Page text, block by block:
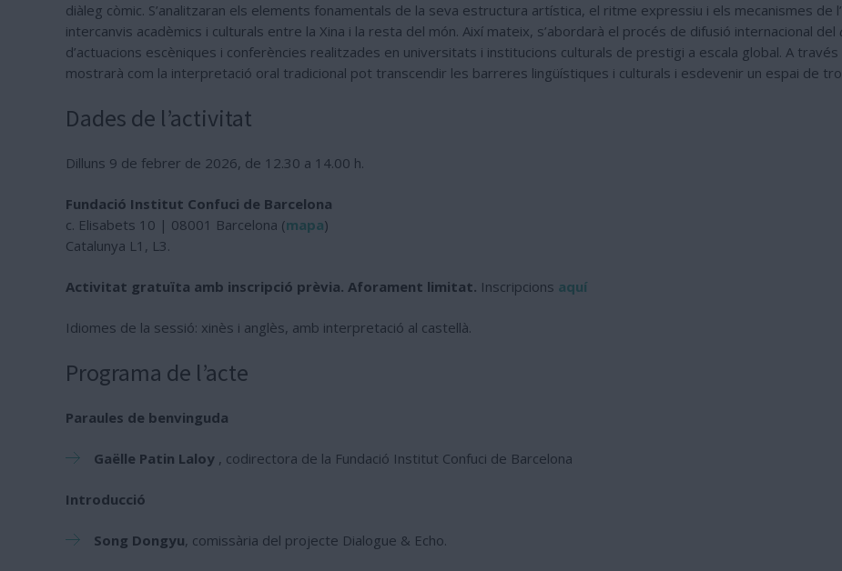
diàleg còmic. S’analitzaran els elements fonamentals de la seva estructura artística, el ritme expressiu i els mecanismes de
intercanvis acadèmics i culturals entre la Xina i la resta del món. Així mateix, s’abordarà el procés de difusió internacional del
d’actuacions escèniques i conferències realitzades en universitats i institucions culturals de prestigi a escala global. A
mostrarà com la interpretació oral tradicional pot transcendir les barreres lingüístiques i culturals i esdevenir un espai de
Dades de l’activitat
Dilluns 9 de febrer de 2026, de 12.30 a 14.00 h.
Fundació Institut Confuci de Barcelona
c. Elisabets 10 | 08001 Barcelona (mapa)
Catalunya L1, L3.
Activitat gratuïta amb inscripció prèvia. Aforament limitat. Inscripcions aquí
Idiomes de la sessió: xinès i anglès, amb interpretació al castellà.
Programa de l’acte
Paraules de benvinguda
Gaëlle Patin Laloy , codirectora de la Fundació Institut Confuci de Barcelona
Introducció
Song Dongyu, comissària del projecte Dialogue & Echo.